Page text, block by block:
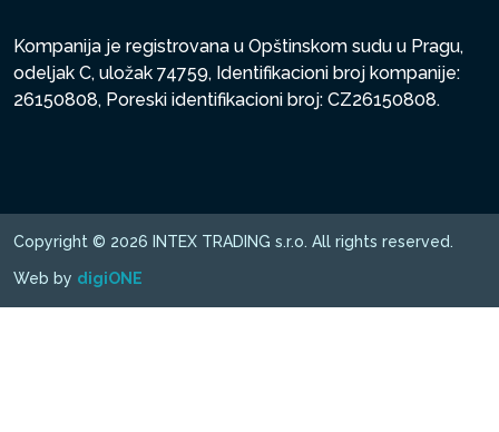
Kompanija je registrovana u Opštinskom sudu u Pragu,
odeljak C, uložak 74759, Identifikacioni broj kompanije:
26150808, Poreski identifikacioni broj: CZ26150808.
Copyright © 2026 INTEX TRADING s.r.o. All rights reserved.
Web by digiONE